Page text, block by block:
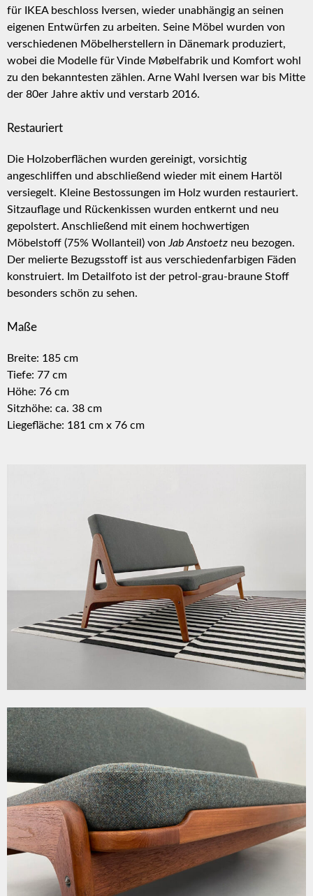
für IKEA beschloss Iversen, wieder unabhängig an seinen
eigenen Entwürfen zu arbeiten. Seine Möbel wurden von
verschiedenen Möbelherstellern in Dänemark produziert,
wobei die Modelle für Vinde Møbelfabrik und Komfort wohl
zu den bekanntesten zählen. Arne Wahl Iversen war bis Mitte
der 80er Jahre aktiv und verstarb 2016.
Restauriert
Die Holzoberflächen wurden gereinigt, vorsichtig
angeschliffen und abschließend wieder mit einem Hartöl
versiegelt. Kleine Bestossungen im Holz wurden restauriert.
Sitzauflage und Rückenkissen wurden entkernt und neu
gepolstert. Anschließend mit einem hochwertigen
Möbelstoff (75% Wollanteil) von Jab Anstoetz neu bezogen.
Der melierte Bezugsstoff ist aus verschiedenfarbigen Fäden
konstruiert. Im Detailfoto ist der petrol-grau-braune Stoff
besonders schön zu sehen.
Maße
Breite: 185 cm
Tiefe: 77 cm
Höhe: 76 cm
Sitzhöhe: ca. 38 cm
Liegefläche: 181 cm x 76 cm